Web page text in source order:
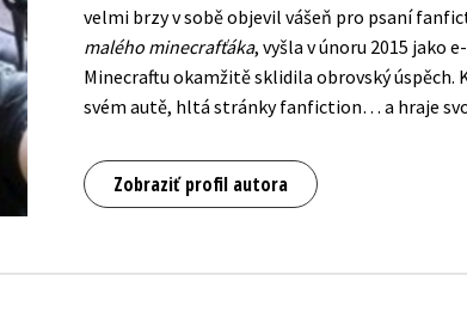
velmi brzy v sobě objevil vášeň pro psaní
malého minecrafťáka, vyšla v únoru 2015 jako
Minecraftu okamžitě sklidila obrovský úspěch.
svém autě, hltá stránky fanfiction… a hraje
Zobraziť profil autora